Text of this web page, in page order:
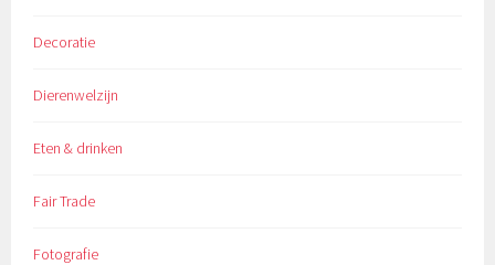
Decoratie
Dierenwelzijn
Eten & drinken
Fair Trade
Fotografie